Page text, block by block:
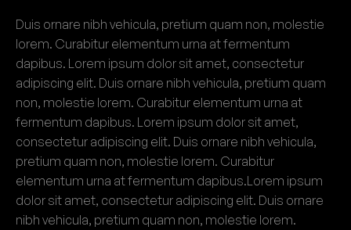
Duis ornare nibh vehicula, pretium quam non, molestie
lorem. Curabitur elementum urna at fermentum
dapibus. Lorem ipsum dolor sit amet, consectetur
adipiscing elit. Duis ornare nibh vehicula, pretium quam
non, molestie lorem. Curabitur elementum urna at
fermentum dapibus. Lorem ipsum dolor sit amet,
consectetur adipiscing elit. Duis ornare nibh vehicula,
pretium quam non, molestie lorem. Curabitur
elementum urna at fermentum dapibus.Lorem ipsum
dolor sit amet, consectetur adipiscing elit. Duis ornare
nibh vehicula, pretium quam non, molestie lorem.